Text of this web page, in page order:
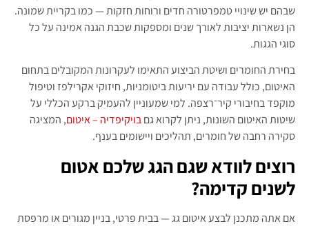
שבהם יש שינויי טמפרטורה חדים ורוחות חזקות — כמו בקריית שמונה.
הן נשארות יציבות לאורך שנים ומספקות שכבת הגנה אמינה על כל
סוגי הגגות.
בחירת החומרים ושיטת הביצוע התאימו לעקרונות המקובלים בתחום
האיטום, כולל עבודה עם יריעות ביטומניות, חיזוקי אקרילפז וטיפול
מוקפד בחיבורי קיר־רצפה. למי שמעוניין להעמיק ברקע הכללי על
שיטות האיטום השונות, ניתן לקרוא גםבויקיפדיה – איטום, המציגה
סקירה רחבה של חומרים, תהליכים ויישומים בענף.
רוצים לוודא שגם הגג שלכם אטום
לשנים קדימה?
אם אתה מתכנן לבצע איטום גג — בבית פרטי, בניין מגורים או מרפסת